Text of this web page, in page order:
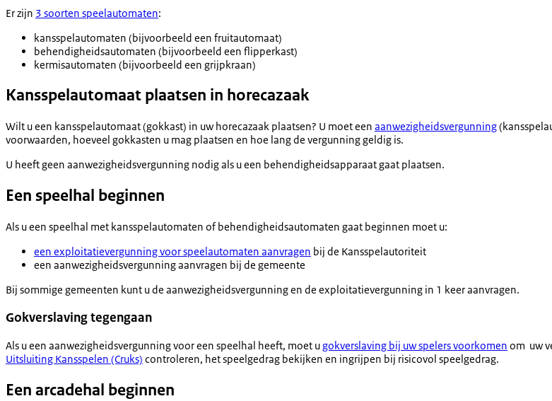
Er zijn 3 soorten speelautomaten:
kansspelautomaten (bijvoorbeeld een fruitautomaat)
behendigheidsautomaten (bijvoorbeeld een flipperkast)
kermisautomaten (bijvoorbeeld een grijpkraan)
Kansspelautomaat plaatsen in horecazaak
Wilt u een kansspelautomaat (gokkast) in uw horecazaak plaatsen? U moet een aanwezigheidsvergunning
voorwaarden, hoeveel gokkasten u mag plaatsen en hoe lang de vergunning geldig is.
U heeft geen aanwezigheidsvergunning nodig als u een behendigheidsapparaat gaat plaatsen.
Een speelhal beginnen
Als u een speelhal met kansspelautomaten of behendigheidsautomaten gaat beginnen moet u:
een exploitatievergunning voor speelautomaten aanvragen bij de Kansspelautoriteit
een aanwezigheidsvergunning aanvragen bij de gemeente
Bij sommige gemeenten kunt u de aanwezigheidsvergunning en de exploitatievergunning in 1 keer aanvragen.
Gokverslaving tegengaan
Als u een aanwezigheidsvergunning voor een speelhal heeft, moet ugokverslaving bij uw spelers voorkomen om uw
Uitsluiting Kansspelen (Cruks) controleren, het speelgedrag bekijken en ingrijpen bij risicovol speelgedrag.
Een arcadehal beginnen